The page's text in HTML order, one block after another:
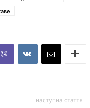
наступна стаття